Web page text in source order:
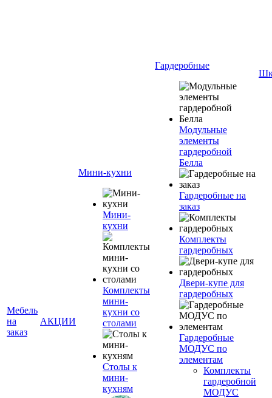
Мебель
на
заказ
АКЦИИ
Мини-кухни
Мини-
кухни
Комплекты
мини-
кухни со
столами
Столы к
мини-
кухням
Гардеробные
Модульные
элементы
гардеробной
Белла
Гардеробные на
заказ
Комплекты
гардеробных
Двери-купе для
гардеробных
Гардеробные
МОДУС по
элементам
Комплекты
гардеробной
МОДУС